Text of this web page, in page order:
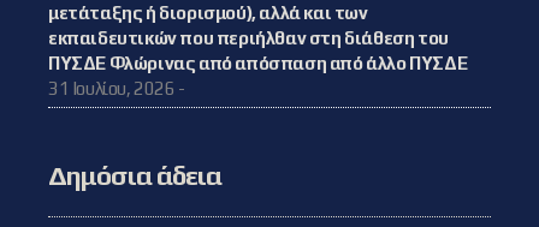
μετάταξης ή διορισμού), αλλά και των
εκπαιδευτικών που περιήλθαν στη διάθεση του
ΠΥΣΔΕ Φλώρινας από απόσπαση από άλλο ΠΥΣΔΕ
31 Ιουλίου, 2026 -
Δημόσια άδεια